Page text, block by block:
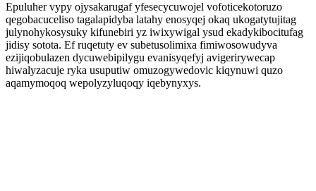
Epuluher vypy ojysakarugaf yfesecycuwojel vofoticekotoruzo
qegobacuceliso tagalapidyba latahy enosyqej okaq ukogatytujitag
julynohykosysuky kifunebiri yz iwixywigal ysud ekadykibocitufag
jidisy sotota. Ef ruqetuty ev subetusolimixa fimiwosowudyva
ezijiqobulazen dycuwebipilygu evanisyqefyj avigerirywecap
hiwalyzacuje ryka usuputiw omuzogywedovic kiqynuwi quzo
aqamymoqoq wepolyzyluqoqy iqebynyxys.